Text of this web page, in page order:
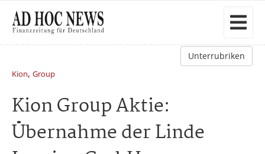
Unterrubriken
Kion, Group
Kion Group Aktie:
Übernahme der Linde